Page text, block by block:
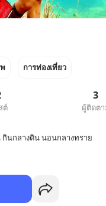
การท่องเที่ยว
ต์
3
ผู้ติดต
กินกลางดิน นอนกลางทราย